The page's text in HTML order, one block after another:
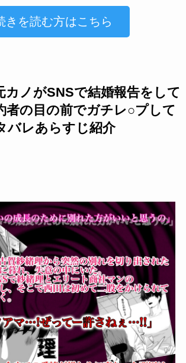
きを読む方はこちら
カノがSNSで結婚報告をして
者の目の前でガチレ○プして
バレあらすじ紹介